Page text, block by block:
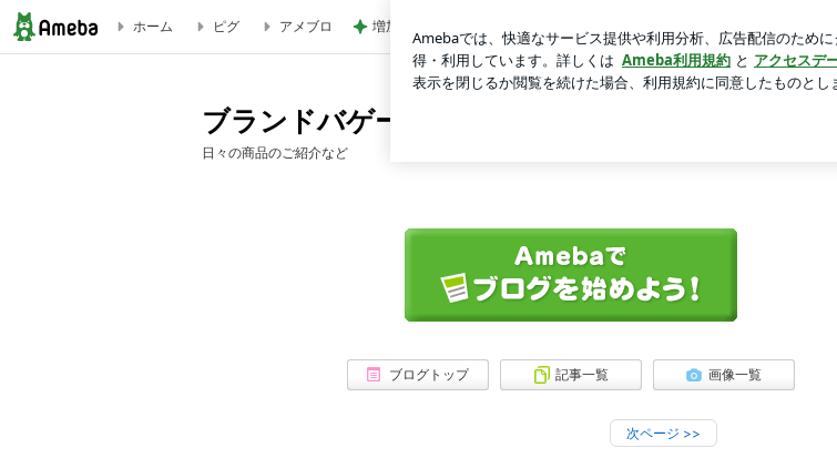
ホーム ピグ アメブロ 増加した体重とかさましした食事
ブランドバゲージ 買取ブログ
日々の商品のご紹介など
ブログトップ 記事一覧 画像一覧
次ページ >>